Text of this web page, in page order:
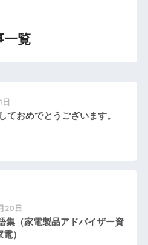
一覧
日
ておめでとうございます。
20日
（家電製品アドバイザー資
）